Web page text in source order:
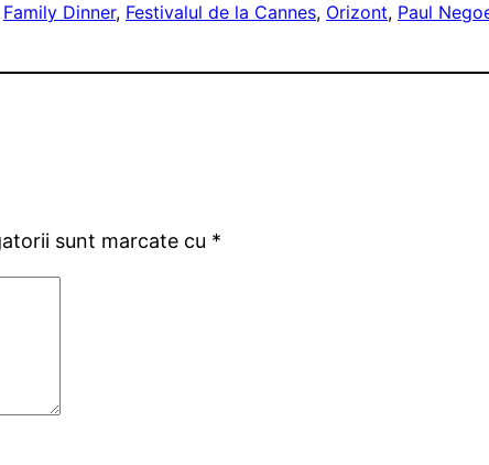
Family Dinner, Festivalul de la Cannes, Orizont, Paul
sunt marcate cu *